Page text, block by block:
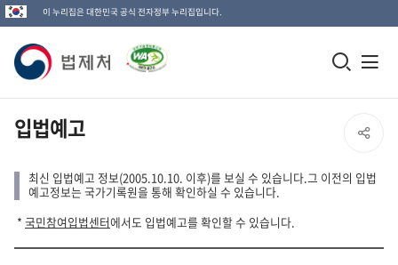
이 누리집은 대한민국 공식 전자정부 누리집입니다.
법
제
처
고
모
색
입법예고
최신 입법예고 정보(2005.10.10. 이후)를 보실 수 있습니다.그 이전의 입법
예고정보는 국가기록원을 통해 확인하실 수 있습니다.
SNS
공
열
* 국민참여입법센터에서도 입법예고를 확인할 수 있습니다.